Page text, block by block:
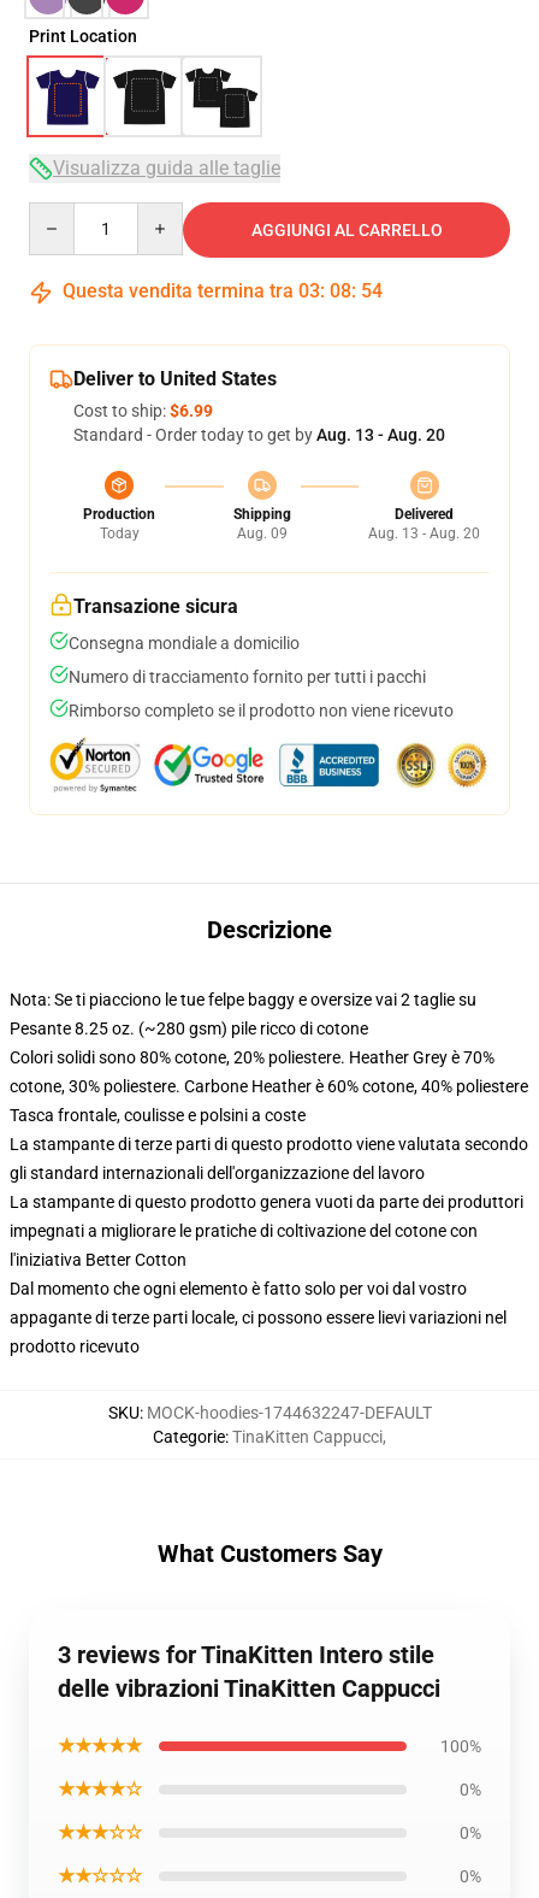
Print Location
Visualizza guida alle taglie
AGGIUNGI AL CARRELLO
Questa vendita termina tra 03: 08: 53
Deliver to United States
Cost to ship:$6.99
Standard - Order today to get byAug. 13 - Aug. 20
Production
Today
Shipping
Aug. 09
Delivered
Aug. 13 - Aug. 20
Transazione sicura
Consegna mondiale a domicilio
Numero di tracciamento fornito per tutti i pacchi
Rimborso completo se il prodotto non viene ricevuto
Descrizione
Nota: Se ti piacciono le tue felpe baggy e oversize vai 2 taglie su
Pesante 8.25 oz. (~280 gsm) pile ricco di cotone
Colori solidi sono 80% cotone, 20% poliestere. Heather Grey è 70%
cotone, 30% poliestere. Carbone Heather è 60% cotone, 40% poliestere
Tasca frontale, coulisse e polsini a coste
La stampante di terze parti di questo prodotto viene valutata secondo
gli standard internazionali dell'organizzazione del lavoro
La stampante di questo prodotto genera vuoti da parte dei produttori
impegnati a migliorare le pratiche di coltivazione del cotone con
l'iniziativa Better Cotton
Dal momento che ogni elemento è fatto solo per voi dal vostro
appagante di terze parti locale, ci possono essere lievi variazioni nel
prodotto ricevuto
SKU: MOCK-hoodies-1744632247-DEFAULT
Categorie:TinaKitten Cappucci,
What Customers Say
3 reviews for TinaKitten Intero stile
delle vibrazioni TinaKitten Cappucci
★★★★★ 100%
★★★★☆ 0%
★★★☆☆ 0%
★★☆☆☆ 0%